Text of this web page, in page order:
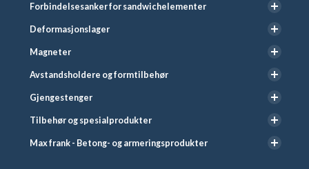
Forbindelsesanker for sandwichelementer
Deformasjonslager
Magneter
Avstandsholdere og formtilbehør
Gjengestenger
Tilbehør og spesialprodukter
Max frank - Betong- og armeringsprodukter